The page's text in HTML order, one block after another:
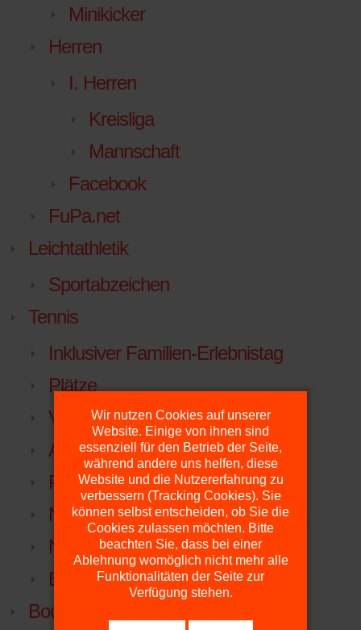
Minikicker
Herren
I. Herren
Kreisliga
Mannschaft
Facebook
FuPa.net
Leichtathletik
Sportabzeichen
Tennis
Inklusiver Familien-Erlebnistag
Plätze
Vorstand
Anfahrt
Platzdienst
NTV
NTV.LIGA.NU
Beitrittserklärung
Boule
Wir nutzen Cookies auf unserer
Website. Einige von ihnen sind
essenziell für den Betrieb der Seite,
während andere uns helfen, diese
Website und die Nutzererfahrung zu
verbessern (Tracking Cookies). Sie
können selbst entscheiden, ob Sie die
Cookies zulassen möchten. Bitte
beachten Sie, dass bei einer
Ablehnung womöglich nicht mehr alle
Funktionalitäten der Seite zur
Verfügung stehen.